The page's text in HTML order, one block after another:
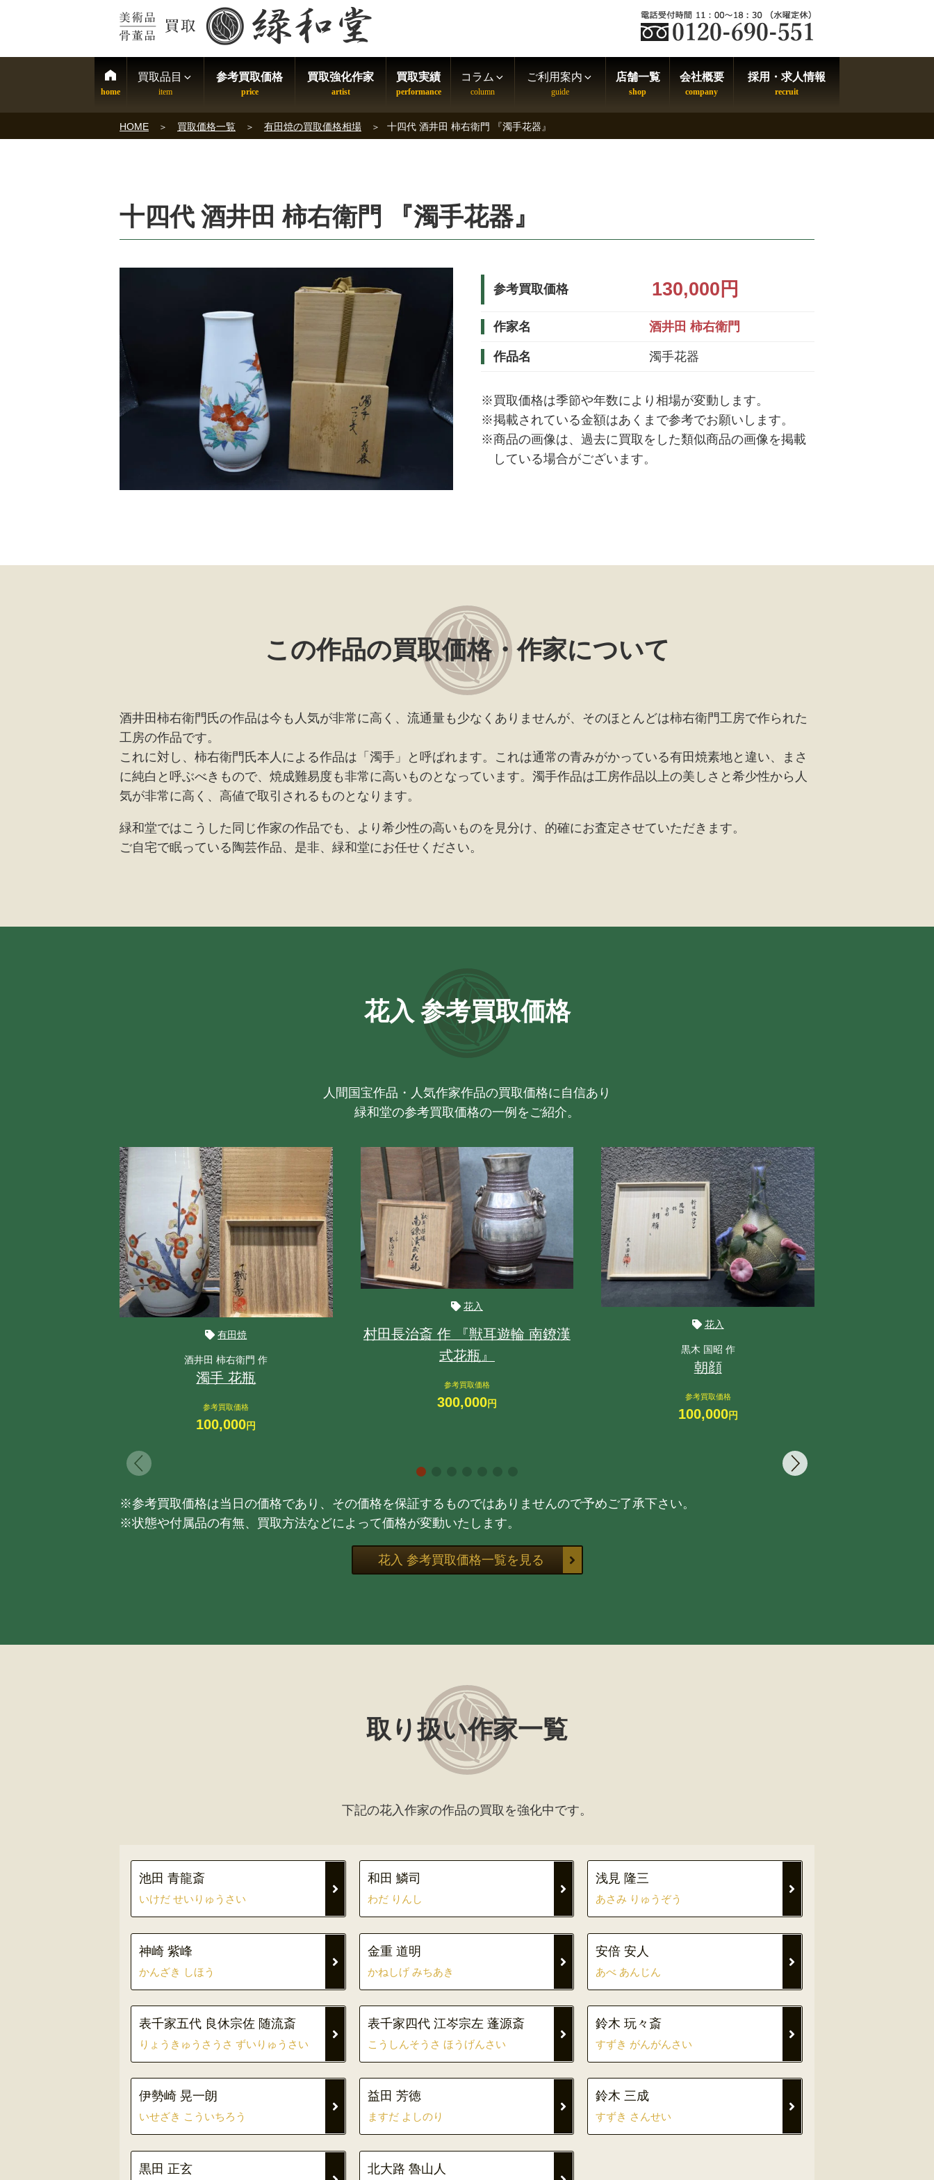
買取品目 参考買取価格 買取強化作家 買取実績 コラム ご利用案内 店舗一覧 会社概要 採用・求人情報
HOME 買取価格一覧 有田焼の買取価格相場 十四代 酒井田 柿右衛門 『濁手花器』
十四代 酒井田 柿右衛門 『濁手花器』
参考買取価格 130,000円
作家名 酒井田 柿右衛門
作品名 濁手花器
※買取価格は季節や年数により相場が変動します。
※掲載されている金額はあくまで参考でお願いします。
※商品の画像は、過去に買取をした類似商品の画像を掲載
している場合がございます。
この作品の買取価格・作家について
酒井田柿右衛門氏の作品は今も人気が非常に高く、流通量も少なくありませんが、そのほとんどは柿右衛門工房で作られた
工房の作品です。
これに対し、柿右衛門氏本人による作品は「濁手」と呼ばれます。これは通常の青みがかっている有田焼素地と違い、まさ
に純白と呼ぶべきもので、焼成難易度も非常に高いものとなっています。濁手作品は工房作品以上の美しさと希少性から人
気が非常に高く、高値で取引されるものとなります。
緑和堂ではこうした同じ作家の作品でも、より希少性の高いものを見分け、的確にお査定させていただきます。
ご自宅で眠っている陶芸作品、是非、緑和堂にお任せください。
花入 参考買取価格
人間国宝作品・人気作家作品の買取価格に自信あり
緑和堂の参考買取価格の一例をご紹介。
有田焼
酒井田 柿右衛門 作
濁手 花瓶
参考買取価格
100,000円
花入
村田長治斎 作 『獣耳遊輪 南鐐漢
式花瓶』
参考買取価格
300,000円
花入
黒木 国昭 作
朝顔
参考買取価格
100,000円
※参考買取価格は当日の価格であり、その価格を保証するものではありませんので予めご了承下さい。
※状態や付属品の有無、買取方法などによって価格が変動いたします。
花入 参考買取価格一覧を見る
取り扱い作家一覧
下記の花入作家の作品の買取を強化中です。
池田 青龍斎
いけだ せいりゅうさい
和田 鱗司
わだ りんし
浅見 隆三
あさみ りゅうぞう
神崎 紫峰
かんざき しほう
金重 道明
かねしげ みちあき
安倍 安人
あべ あんじん
表千家五代 良休宗佐 随流斎
りょうきゅうさうさ ずいりゅうさい
表千家四代 江岑宗左 蓬源斎
こうしんそうさ ほうげんさい
鈴木 玩々斎
すずき がんがんさい
伊勢崎 晃一朗
いせざき こういちろう
益田 芳徳
ますだ よしのり
鈴木 三成
すずき さんせい
黒田 正玄 北大路 魯山人